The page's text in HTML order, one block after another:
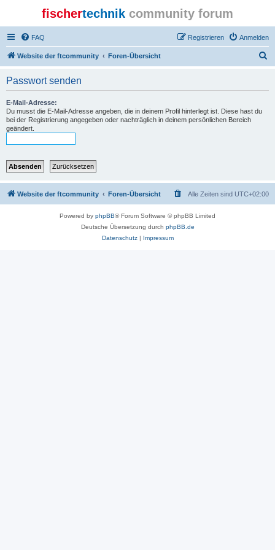
fischertechnik community forum
FAQ Anmelden
Registrieren
Website der ftcommunity Foren-Übersicht
Passwort senden
E-Mail-Adresse:
Du musst die E-Mail-Adresse angeben, die in deinem Profil hinterlegt ist. Diese hast du
bei der Registrierung angegeben oder nachträglich in deinem persönlichen Bereich
geändert.
Website der ftcommunity Foren-Übersicht Alle Zeiten sind UTC+02:00
Powered by phpBB® Forum Software © phpBB Limited
Deutsche Übersetzung durch phpBB.de
Datenschutz| Impressum